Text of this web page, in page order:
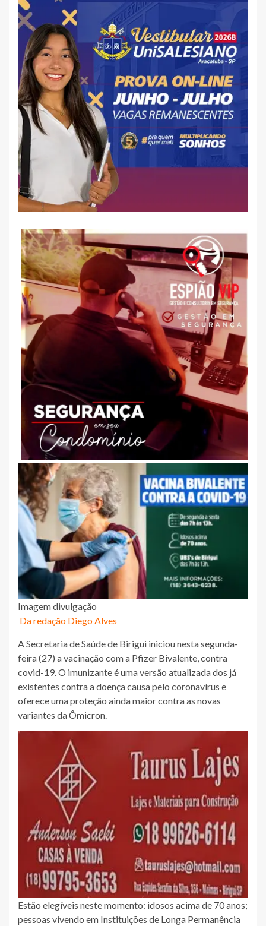
Imagem divulgação
Da redação Diego Alves
A Secretaria de Saúde de Birigui iniciou nesta segunda-
feira (27) a vacinação com a Pfizer Bivalente, contra
covid-19. O imunizante é uma versão atualizada dos já
existentes contra a doença causa pelo coronavírus e
oferece uma proteção ainda maior contra as novas
variantes da Ômicron.
Estão elegíveis neste momento: idosos acima de 70 anos;
pessoas vivendo em Instituições de Longa Permanência